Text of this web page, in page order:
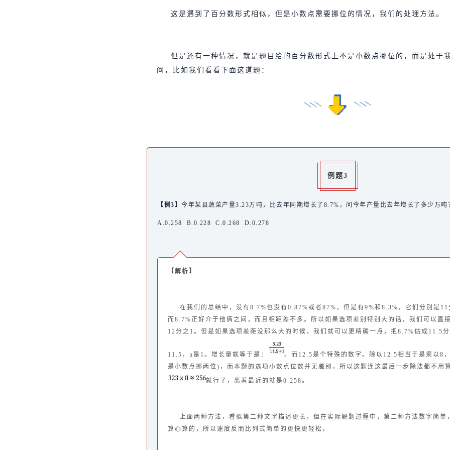
这是遇到了百分数形式相似，但是小数点需要挪位的情况，我们的处理方法。
但是还有一种情况，就是题目给的百分数形式上不是小数点挪位的，而是处于
间，比如我们看看下面这道题：
例题3
【例3】 今年某县蔬菜产量3.23万吨，比去年同期增长了8.7%，问今年产量比去年增长了多少万吨
A.0.258 B.0.228 C.0.268 D.0.278
【解析】
在我们的总结中，没有8.7%也没有0.87%或者87%，但是有9%和8.3%，它们分别是11
而8.7%正好介于他俩之间，而且相距差不多。所以如果选项差别特别大的话，我们可以直
12分之1。但是如果选项差距没那么大的时候，我们就可以更精确一点，把8.7%估成11.5
11.5，n是1。增长量就等于是： 。 而12.5是个特殊的数字。
除以12.5相当于是乘以8
是小数点挪两位)，而本题的选项小数点位数并无差别，所以这题连这最后一步除法都不用
就行了，离着最近的就是0.258。
上面两种方法，看似第二种文字描述更长，但在实际解题过程中，第二种方法数字简单
算心算的，所以速度反而比列式简单的更快更轻松。